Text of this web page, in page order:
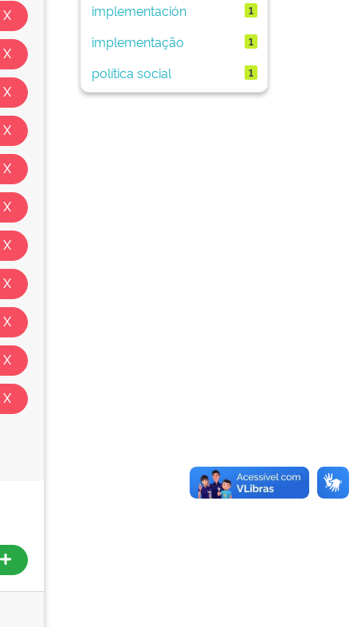
implementación 1
implementação 1
política social 1